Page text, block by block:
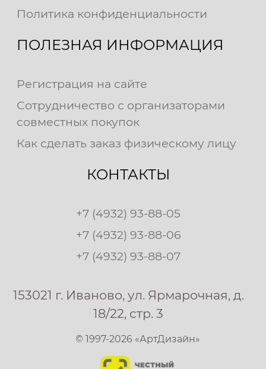
Политика конфиденциальности
ПОЛЕЗНАЯ ИНФОРМАЦИЯ
Регистрация на сайте
Сотрудничество с организаторами
совместных покупок
Как сделать заказ физическому лицу
КОНТАКТЫ
+7 (4932) 93-88-05
+7 (4932) 93-88-06
+7 (4932) 93-88-07
153021 г. Иваново, ул. Ярмарочная, д.
18/22, стр. 3
© 1997-2026 «АртДизайн»